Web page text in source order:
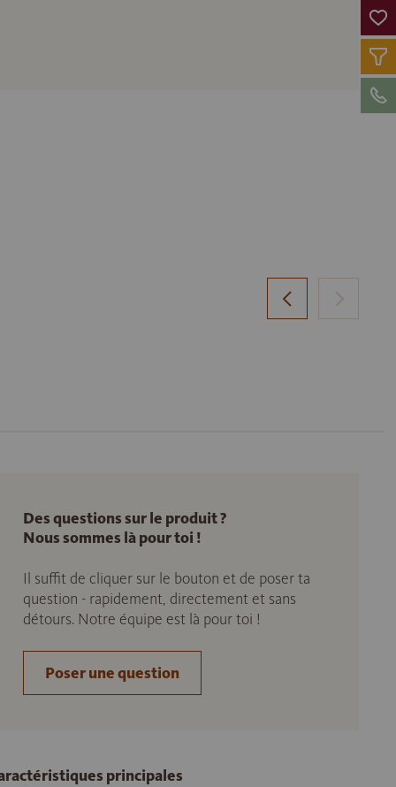
Des questions sur le produit ?
Nous sommes là pour toi !
Il suffit de cliquer sur le bouton et de poser ta
question - rapidement, directement et sans
détours. Notre équipe est là pour toi !
Poser une question
principales